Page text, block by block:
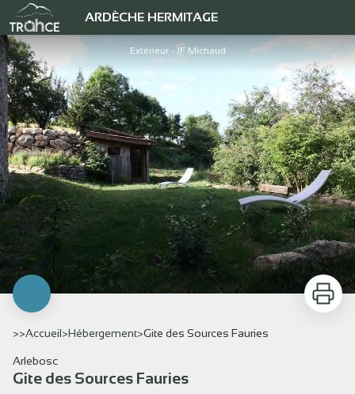
ARDÈCHE HERMITAGE
Gite des Sources Fauries
Extérieur - JF Michaud
Imprimer
>>Accueil>Hébergement>Gite des Sources Fauries
Arlebosc
Gite des Sources Fauries